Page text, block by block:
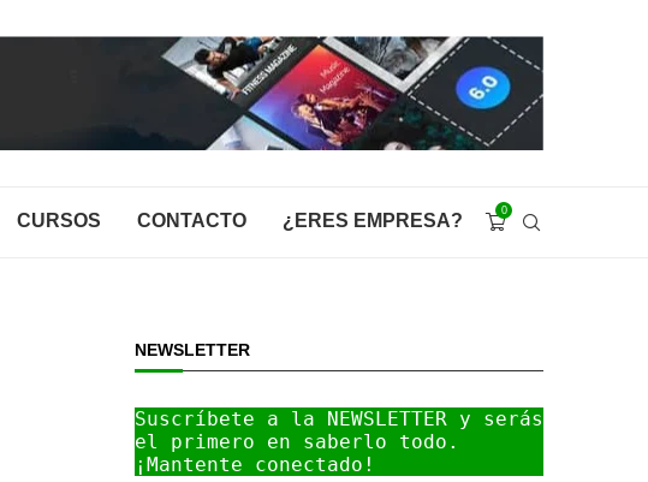
CURSOS CONTACTO ¿ERES EMPRESA? 0
NEWSLETTER
Suscríbete a la NEWSLETTER y serás
el primero en saberlo todo.
¡Mantente conectado!